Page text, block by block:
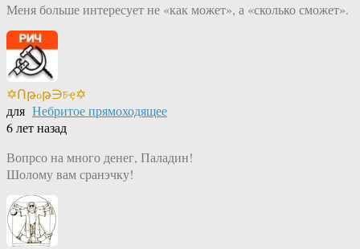
Меня больше интересует не «как может», а «сколько сможет».
✡Ոթℴթ∋চҿ✡
для Небритое прямоходящее
6 лет назад
Вопрсо на много денег, Паладин!
Шолому вам сранэчку!